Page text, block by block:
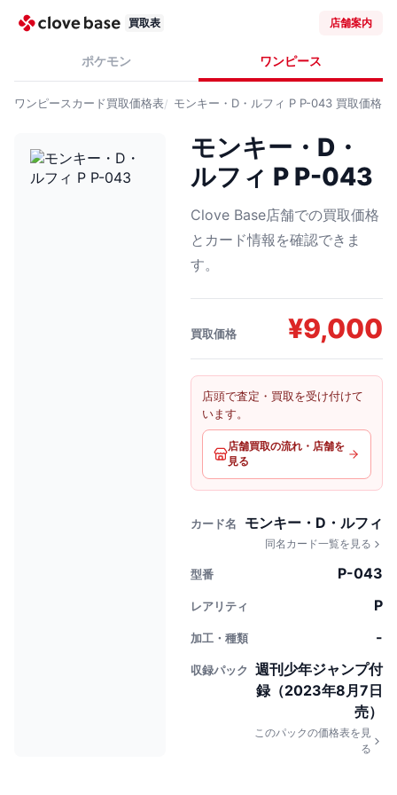
買取表 店舗案内
ポケモン ワンピース
ワンピースカード買取価格表 モンキー・D・ルフィ P P-043 買取価格
モンキー・D・
ルフィ P P-043
Clove Base店舗での買取価格
とカード情報を確認できま
す。
買取価格 ¥9,000
店頭で査定・買取を受け付けて
います。
店舗買取の流れ・店舗を
見る
カード名 モンキー・D・ルフィ
同名カード一覧を見る
型番 P-043
レアリティ P
加工・種類 -
収録パック
週刊少年ジャンプ付
録（2023年8月7日
売）
このパックの価格表を見
る